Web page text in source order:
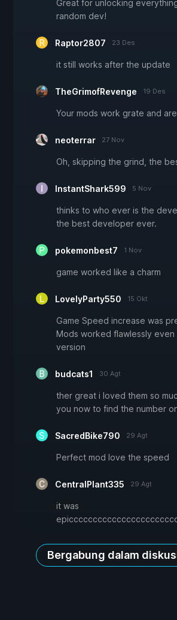
Great for unlocking
random dev!
Raptor2807 23 Des
it still works after the update
TheGrimofRevenge 19 Des
Your mods work grate and
neoterrar 27 Nov
Oh, skipping the grind, the
InstantShark599 5 Nov
thinks to who ever is the
the best developer ever.
pokemonbest7 1 Nov
game worked like a charm
LovelyParty550 15 Okt
Game Speed increase was
Mods worked flawlessly
version
budcats1 30 Agt
ther great i loved them so
you now to find the number
SacredBike790 29 Agt
Perfect mod love the speed
CentralPlant335 29 Agt
it was
Bergabung dalam